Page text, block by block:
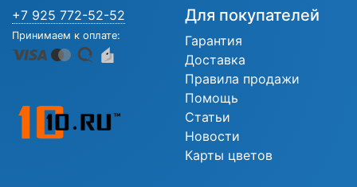
+7 925 772-52-52
Принимаем к оплате:
Для покупателей
Гарантия
Доставка
Правила продажи
Помощь
Статьи
Новости
Карты цветов